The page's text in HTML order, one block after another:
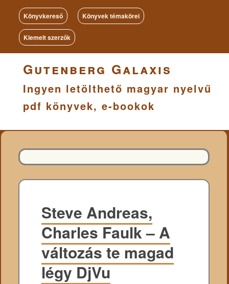
Könyvkereső Könyvek témakörei
Kiemelt szerzők
Gutenberg Galaxis
Ingyen letölthető magyar nyelvű
pdf könyvek, e-bookok
Steve Andreas,
Charles Faulk – A
változás te magad
légy DjVu